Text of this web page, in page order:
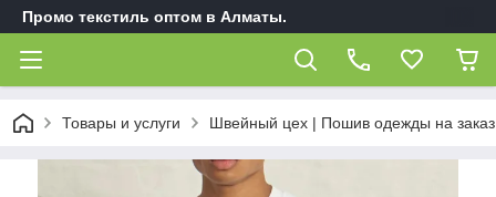
Промо текстиль оптом в Алматы.
Товары и услуги Швейный цех | Пошив одежды на заказ